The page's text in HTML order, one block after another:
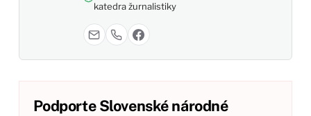
katedra žurnalistiky
Podporte Slovenské národné